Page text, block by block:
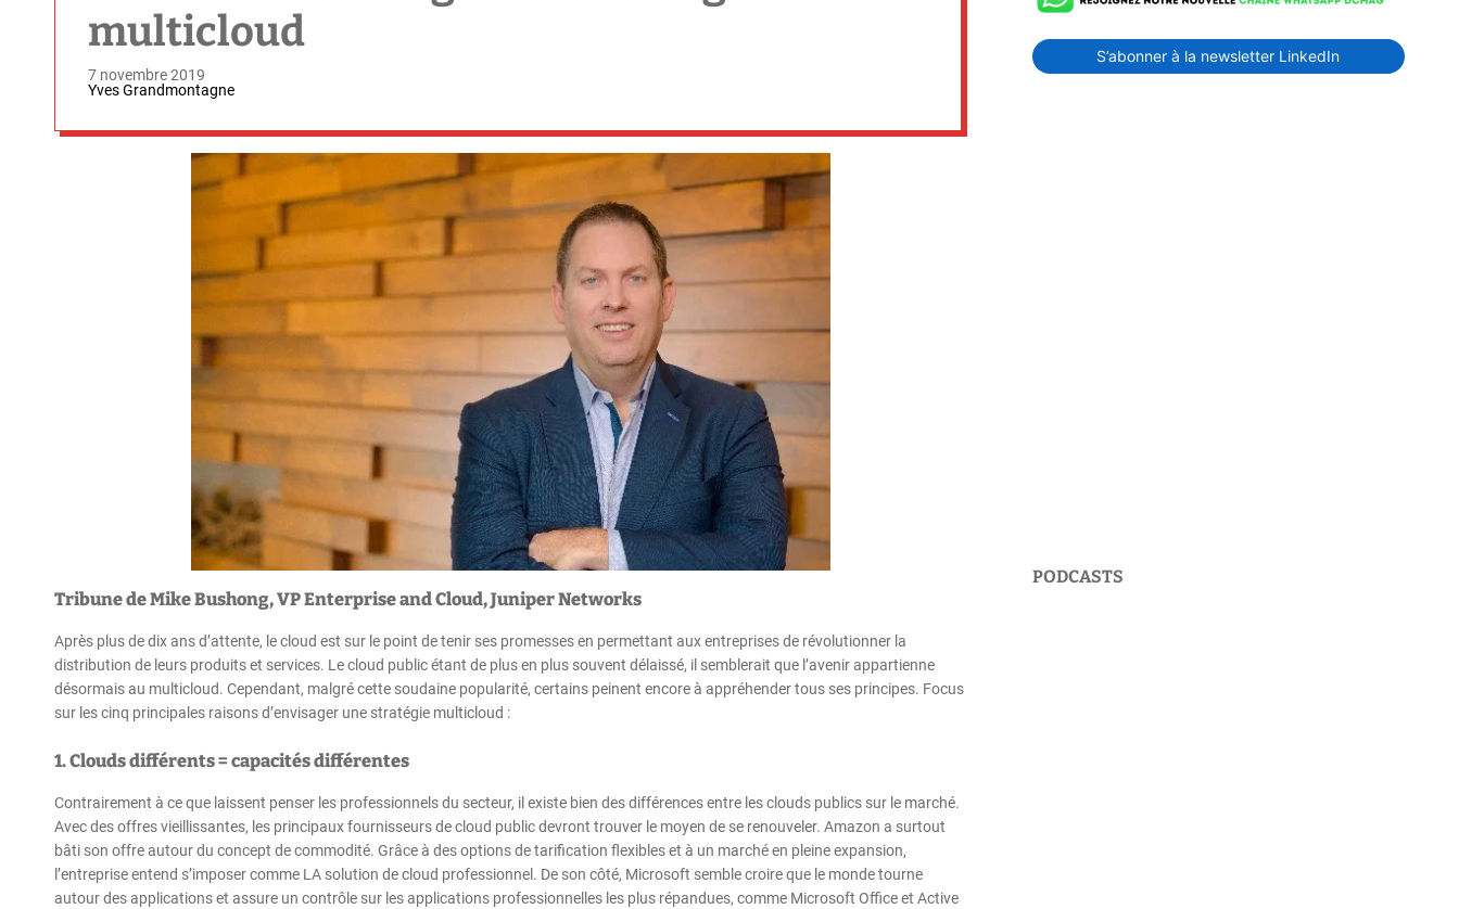
multicloud
7 novembre 2019
Yves Grandmontagne
Tribune de Mike Bushong, VP Enterprise and Cloud, Juniper Networks
Après plus de dix ans d’attente, le cloud est sur le point de tenir ses promesses en permettant aux entreprises de révolutionner la
distribution de leurs produits et services. Le cloud public étant de plus en plus souvent délaissé, il semblerait que l’avenir appartienne
désormais au multicloud. Cependant, malgré cette soudaine popularité, certains peinent encore à appréhender tous ses principes. Focus
sur les cinq principales raisons d’envisager une stratégie multicloud :
1. Clouds différents = capacités différentes
Contrairement à ce que laissent penser les professionnels du secteur, il existe bien des différences entre les clouds publics sur le marché.
Avec des offres vieillissantes, les principaux fournisseurs de cloud public devront trouver le moyen de se renouveler. Amazon a surtout
bâti son offre autour du concept de commodité. Grâce à des options de tarification flexibles et à un marché en pleine expansion,
l’entreprise entend s’imposer comme LA solution de cloud professionnel. De son côté, Microsoft semble croire que le monde tourne
autour des applications et assure un contrôle sur les applications professionnelles les plus répandues, comme Microsoft Office et Active
S’abonner à la newsletter LinkedIn
PODCASTS